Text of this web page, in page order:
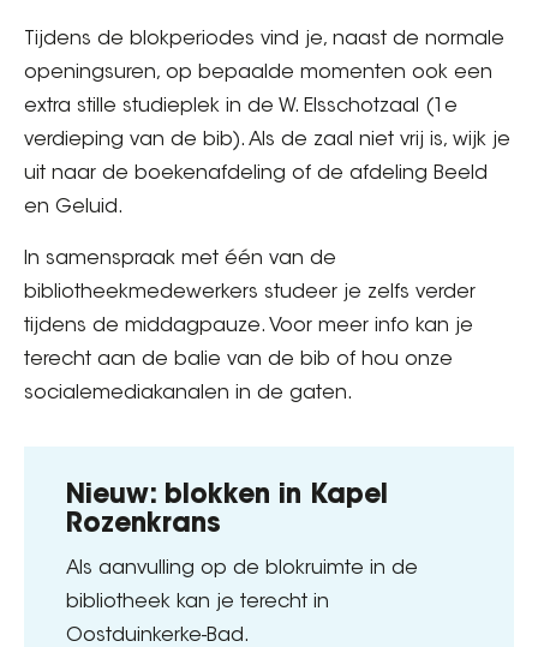
Tijdens de blokperiodes vind je, naast de normale
openingsuren, op bepaalde momenten ook een
extra stille studieplek in de W. Elsschotzaal (1e
verdieping van de bib). Als de zaal niet vrij is, wijk je
uit naar de boekenafdeling of de afdeling Beeld
en Geluid.
In samenspraak met één van de
bibliotheekmedewerkers studeer je zelfs verder
tijdens de middagpauze. Voor meer info kan je
terecht aan de balie van de bib of hou onze
socialemediakanalen in de gaten.
Nieuw: blokken in Kapel
Rozenkrans
Als aanvulling op de blokruimte in de
bibliotheek kan je terecht in
Oostduinkerke-Bad.